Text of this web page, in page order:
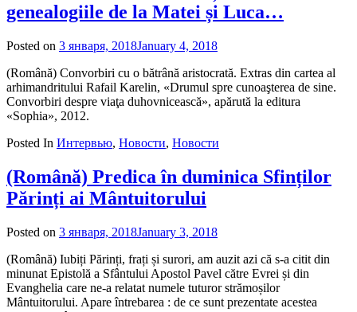
genealogiile de la Matei și Luca…
Posted on 3 января, 2018January 4, 2018
(Română) Convorbiri cu o bătrână aristocrată. Extras din cartea al
arhimandritului Rafail Karelin, «Drumul spre cunoaşterea de sine.
Convorbiri despre viaţa duhovnicească», apărută la editura
«Sophia», 2012.
Posted In Интервью, Новости, Новости
(Română) Predica în duminica Sfinților
Părinți ai Mântuitorului
Posted on 3 января, 2018January 3, 2018
(Română) Iubiți Părinți, frați și surori, am auzit azi că s-a citit din
minunat Epistolă a Sfântului Apostol Pavel către Evrei și din
Evanghelia care ne-a relatat numele tuturor strămoșilor
Mântuitorului. Apare întrebarea : de ce sunt prezentate acestea